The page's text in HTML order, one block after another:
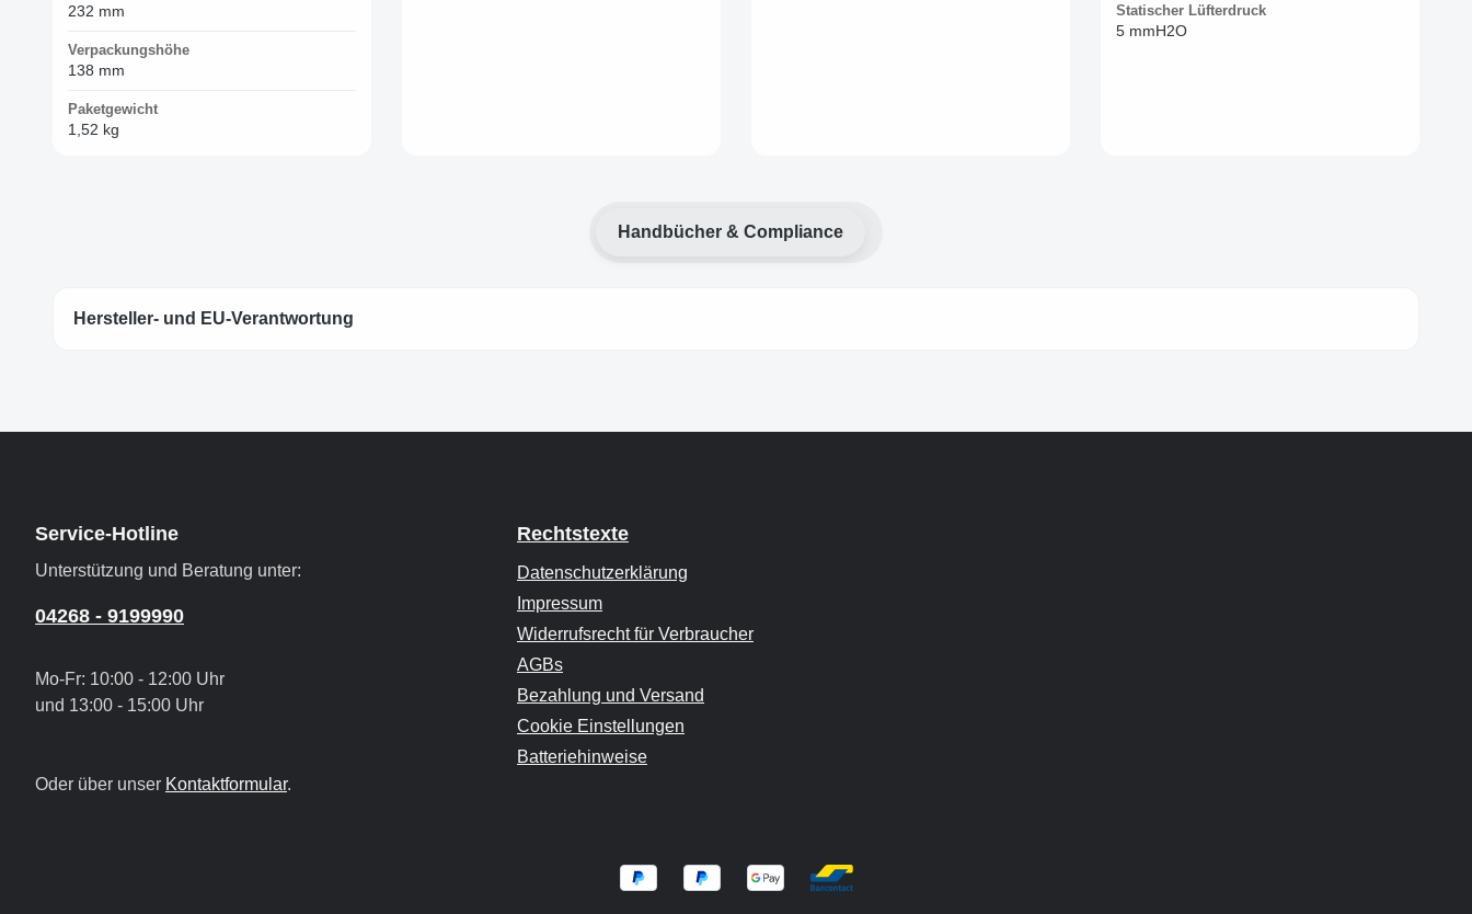
232 mm
Verpackungshöhe
138 mm
Paketgewicht
1,52 kg
Statischer Lüfterdruck
5 mmH2O
Handbücher & Compliance
Hersteller- und EU-Verantwortung
Service-Hotline
Unterstützung und Beratung unter:
04268 - 9199990
Mo-Fr: 10:00 - 12:00 Uhr
und 13:00 - 15:00 Uhr
Oder über unser Kontaktformular.
Rechtstexte
Datenschutzerklärung
Impressum
Widerrufsrecht für Verbraucher
AGBs
Bezahlung und Versand
Cookie Einstellungen
Batteriehinweise